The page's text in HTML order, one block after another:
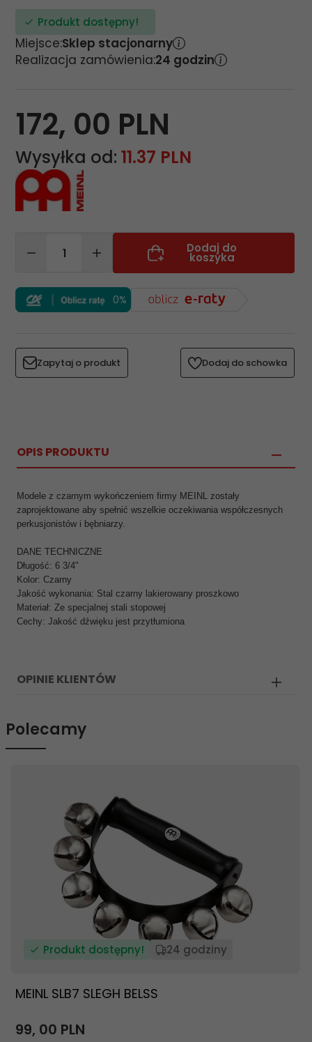
Produkt dostępny!
Miejsce:Sklep stacjonarny
Realizacja zamówienia:24 godzin
172, 00 PLN
Wysyłka od: 11.37 PLN
Dodaj do
koszyka
0%
Zapytaj o produkt Dodaj do schowka
OPIS PRODUKTU
Modele z czarnym wykończeniem firmy MEINL zostały
zaprojektowane aby spełnić wszelkie oczekiwania współczesnych
perkusjonistów i bębniarzy.
DANE TECHNICZNE
Długość: 6 3/4"
Kolor: Czarny
Jakość wykonania: Stal czarny lakierowany proszkowo
Materiał: Ze specjalnej stali stopowej
Cechy: Jakość dźwięku jest przytłumiona
OPINIE KLIENTÓW
Polecamy
Produkt dostępny! 24 godziny
MEINL SLB7 SLEGH BELSS
99, 00 PLN